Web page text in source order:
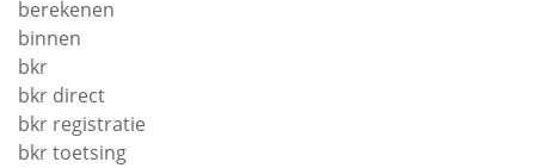
berekenen
binnen
bkr
bkr direct
bkr registratie
bkr toetsing